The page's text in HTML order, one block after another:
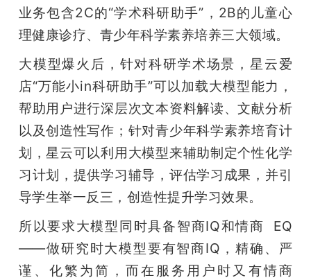
业务包含2C的“学术科研助手”，2B的儿童心
理健康诊疗、青少年科学素养培养三大领域。
大模型爆火后，针对科研学术场景，星云爱
店“万能小in科研助手”可以加载大模型能力，
帮助用户进行深层次文本资料解读、文献分析
以及创造性写作；针对青少年科学素养培育计
划，星云可以利用大模型来辅助制定个性化学
习计划，提供学习辅导，评估学习成果，并引
导学生举一反三，创造性提升学习效果。
所以要求大模型同时具备智商IQ和情商  EQ
——做研究时大模型要有智商IQ，精确、严
谨、化繁为简，而在服务用户时又有情商